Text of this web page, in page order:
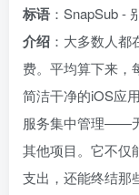
标语 ：SnapSub -
介绍 ：大多数人
费。平均算下来，
简洁干净的iOS应
服务集中管理——
其他项目。它不仅
支出，还能终结那